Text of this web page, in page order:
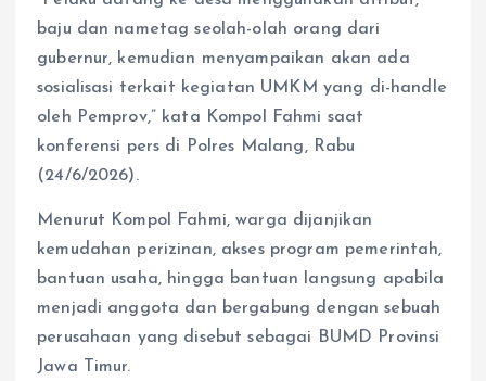
baju dan nametag seolah-olah orang dari
gubernur, kemudian menyampaikan akan ada
sosialisasi terkait kegiatan UMKM yang di-handle
oleh Pemprov,” kata Kompol Fahmi saat
konferensi pers di Polres Malang, Rabu
(24/6/2026).
Menurut Kompol Fahmi, warga dijanjikan
kemudahan perizinan, akses program pemerintah,
bantuan usaha, hingga bantuan langsung apabila
menjadi anggota dan bergabung dengan sebuah
perusahaan yang disebut sebagai BUMD Provinsi
Jawa Timur.